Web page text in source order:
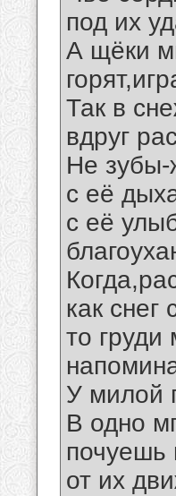
под их
А щёки
Так в
вдруг
Не зубы-
с её
с её
как снег
то
У милой
В одно
почуешь
от их